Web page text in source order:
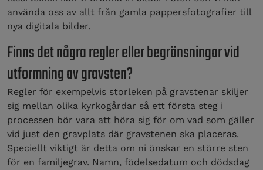
använda oss av allt från gamla pappersfotografier till
nya digitala bilder.
Finns det några regler eller begränsningar vid
utformning av gravsten?
Regler för exempelvis storleken på gravstenar skiljer
sig mellan olika kyrkogårdar så ett första steg i
processen bör vara att höra sig för om vad som gäller
vid just den gravplats där gravstenen ska placeras.
Speciellt viktigt är detta om ni önskar en större sten
för en familjegrav. Namn, födelsedatum och dödsdag